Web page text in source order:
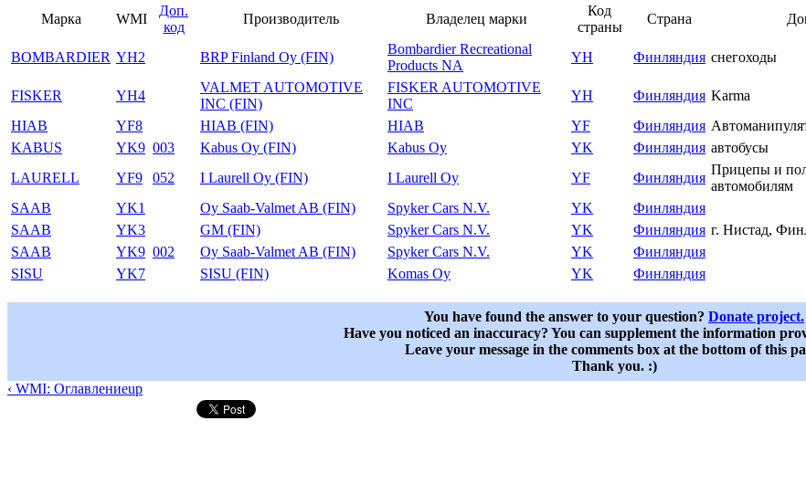
Марка
WMI
Доп.
код
Производитель Владелец марки
Код
страны
Страна
BOMBARDIER YH2 BRP Finland Oy (FIN)
Bombardier Recreational
Products NA
YH Финляндия снегоходы
FISKER YH4
VALMET AUTOMOTIVE
INC (FIN)
FISKER AUTOMOTIVE
INC
YH Финляндия Karma
HIAB
YF8 HIAB (FIN) HIAB YF Финляндия
KABUS
YK9 003 Kabus Oy (FIN) Kabus Oy YK Финляндия автобусы
LAURELL
YF9 052 I Laurell Oy (FIN) I Laurell Oy YF Финляндия
Прицепы и
автомобилям
SAAB
YK1 Oy Saab-Valmet AB (FIN) Spyker Cars N.V. YK Финляндия
SAAB
YK3 GM (FIN) Spyker Cars N.V. YK Финляндия г. Нистад,
SAAB
YK9 002 Oy Saab-Valmet AB (FIN) Spyker Cars N.V. YK Финляндия
SISU
YK7 SISU (FIN) Komas Oy YK Финляндия
You have found the answer to your question? Donate project.
Have you noticed an inaccuracy? You can supplement the information
Leave your message in the comments box at the bottom of this
Thank you. :)
‹ WMI: Оглавлениеup